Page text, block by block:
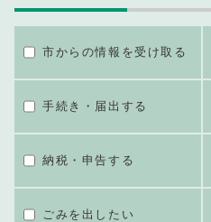
市からの情報を受け取る
手続き・届出する
納税・申告する
ごみを出したい